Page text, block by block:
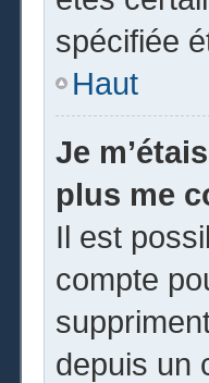
spécifiée
Haut
Je
plus me
Il est
compte
depuis un